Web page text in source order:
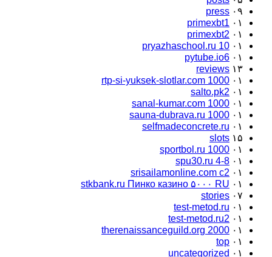
press ۰۹
primexbt1 ۰۱
primexbt2 ۰۱
pryazhaschool.ru 10 ۰۱
pytube.io6 ۰۱
reviews ۱۳
rtp-si-yuksek-slotlar.com 1000 ۰۱
salto.pk2 ۰۱
sanal-kumar.com 1000 ۰۱
sauna-dubrava.ru 1000 ۰۱
selfmadeconcrete.ru ۰۱
slots ۱۵
sportbol.ru 1000 ۰۱
spu30.ru 4-8 ۰۱
srisailamonline.com c2 ۰۱
stkbank.ru Пинко казино ۵۰۰۰ RU ۰۱
stories ۰۷
test-metod.ru ۰۱
test-metod.ru2 ۰۱
therenaissanceguild.org 2000 ۰۱
top ۰۱
uncategorized ۰۱